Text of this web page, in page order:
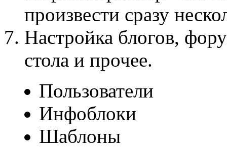
произвести сразу
Настройка блогов,
стола и прочее.
Пользователи
Инфоблоки
Шаблоны